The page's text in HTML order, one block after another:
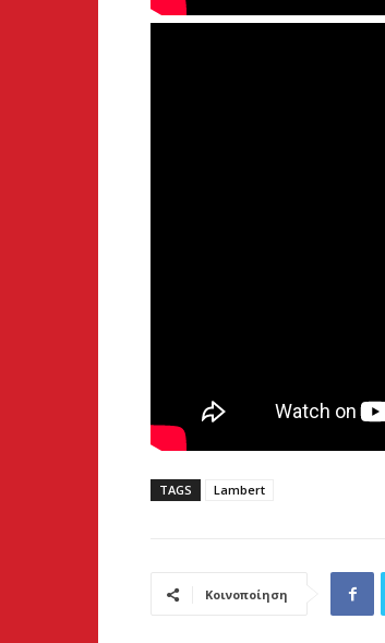
TAGS Lambert
Κοινοποίηση